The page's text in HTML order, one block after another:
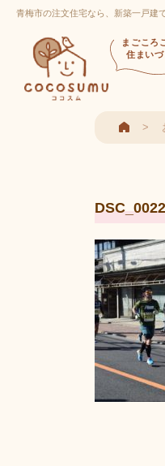
青梅市の注文住宅なら、新築一戸建
まごころ
住まいづ
DSC_0022